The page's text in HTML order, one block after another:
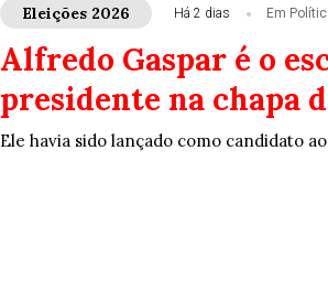
Eleições 2026 Há 2 dias Em
Alfredo Gaspar é o
presidente na chapa
Ele havia sido lançado como candidato